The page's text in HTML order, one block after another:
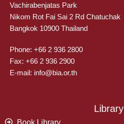
Vachirabenjatas Park
Nikom Rot Fai Sai 2 Rd Chatuchak
Bangkok 10900 Thailand
Phone: +66 2 936 2800
Fax: +66 2 936 2900
E-mail: info@bia.or.th
Library
Book Library